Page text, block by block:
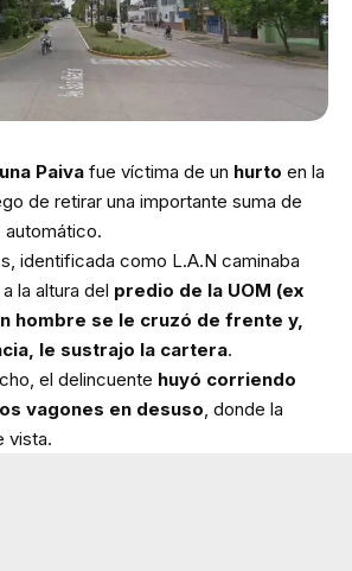
Paiva fue víctima de un hurto en la
de retirar una importante suma de
automático.
identificada como L.A.N caminaba
a la altura del predio de la UOM (ex
hombre se le cruzó de frente y,
le sustrajo la cartera.
el delincuente huyó corriendo
vagones en desuso, donde la
vista.